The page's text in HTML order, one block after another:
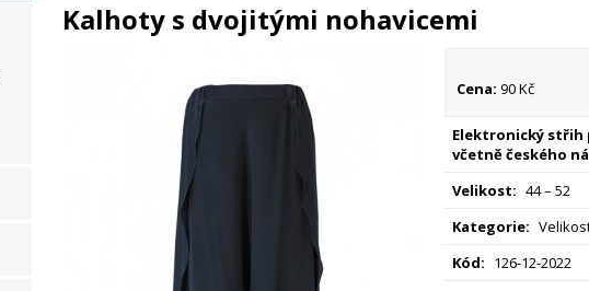
Kalhoty s dvojitými nohavicemi
Cena: 90 Kč
Elektronický střih
včetně českého
Velikost: 44 – 52
Kategorie:
Kód: 126-12-2022